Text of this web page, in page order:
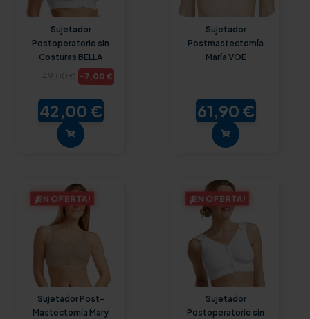
Sujetador
Postoperatorio sin
Costuras BELLA
49,00 € -7,00 €
42,00 €
Sujetador
Postmastectomía
María VOE
61,90 €
¡EN OFERTA!
Sujetador Post-
Mastectomía Mary
¡EN OFERTA!
Sujetador
Postoperatorio sin